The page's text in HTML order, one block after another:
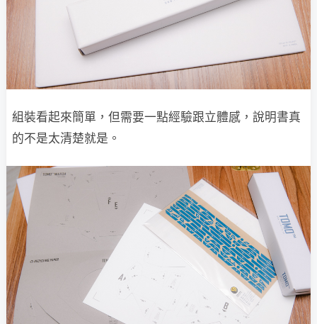
組裝看起來簡單，但需要一點經驗跟立體感，說明書真
的不是太清楚就是。